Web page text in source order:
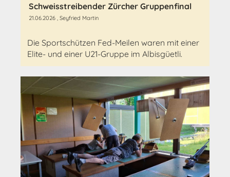
Schweisstreibender Zürcher Gruppenfinal
21.06.2026 , Seyfried Martin
Die Sportschützen Fed-Meilen waren mit einer
Elite- und einer U21-Gruppe im Albisgüetli.